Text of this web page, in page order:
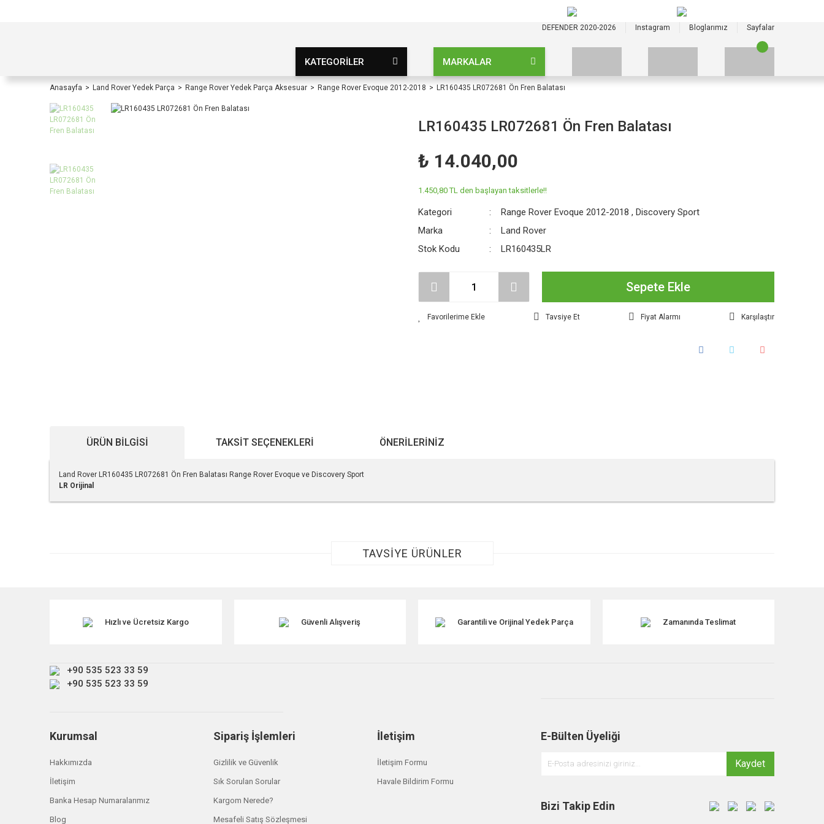
DEFENDER 2020-2026 Instagram Bloglarımız Sayfalar
KATEGORİLER MARKALAR
Anasayfa Land Rover Yedek Parça Range Rover Yedek Parça Aksesuar Range Rover Evoque 2012-2018 LR160435 LR072681 Ön Fren Balatası
LR160435 LR072681 Ön Fren Balatası
₺ 14.040,00
1.450,80 TL den başlayan taksitlerle!!
Kategori Range Rover Evoque 2012-2018 ,Discovery Sport
Marka
Land Rover
Stok Kodu
LR160435LR
Sepete Ekle
Tavsiye Et Fiyat Alarmı Karşılaştır
ÜRÜN BILGISI TAKSIT SEÇENEKLERI ÖNERILERINIZ
Land Rover LR160435 LR072681 Ön Fren Balatası Range Rover Evoque ve Discovery Sport
LR Orijinal
Bu ürüne benzer farklı alternatifler olmalı.
TAVSİYE ÜRÜNLER
Hızlı ve Ücretsiz Kargo Güvenli Alışveriş Garantili ve Orijinal Yedek Parça Zamanında Teslimat
+90 535 523 33 59
+90 535 523 33 59
Kurumsal
Hakkımızda
İletişim
Banka Hesap Numaralarımız
Blog
Sipariş İşlemleri
Gizlilik ve Güvenlik
Sık Sorulan Sorular
Kargom Nerede?
Mesafeli Satış Sözleşmesi
İletişim
İletişim Formu
Havale Bildirim Formu
E-Bülten Üyeliği
Kaydet
Bizi Takip Edin